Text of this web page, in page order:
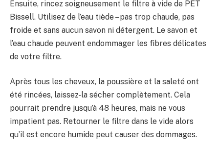
Ensuite, rincez soigneusement le filtre à vide de PET
Bissell. Utilisez de l’eau tiède – pas trop chaude, pas
froide et sans aucun savon ni détergent. Le savon et
l’eau chaude peuvent endommager les fibres délicates
de votre filtre.
Après tous les cheveux, la poussière et la saleté ont
été rincées, laissez-la sécher complètement. Cela
pourrait prendre jusqu’à 48 heures, mais ne vous
impatient pas. Retourner le filtre dans le vide alors
qu’il est encore humide peut causer des dommages.